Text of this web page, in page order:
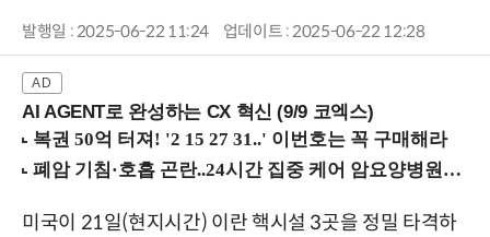
발행일 : 2025-06-22 11:24 업데이트 : 2025-06-22 12:28
AI AGENT로 완성하는 CX 혁신 (9/9 코엑스)
미국이 21일(현지시간) 이란 핵시설 3곳을 정밀 타격하